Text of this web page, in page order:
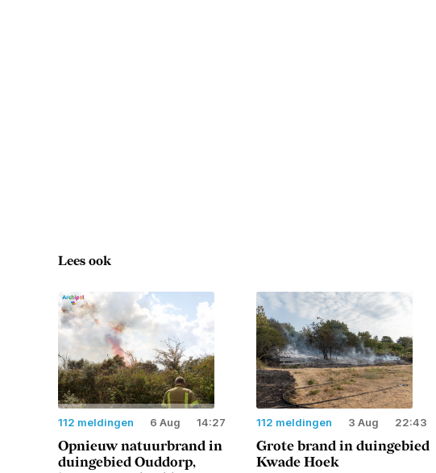
Lees ook
112 meldingen 6 Aug 14:27
Opnieuw natuurbrand in
duingebied Ouddorp,
112 meldingen 3 Aug 22:43
Grote brand in duingebied
Kwade Hoek